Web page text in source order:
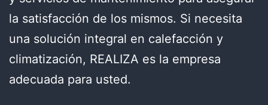
la satisfacción de los mismos. Si necesita
una solución integral en calefacción y
climatización, REALIZA es la empresa
adecuada para usted.